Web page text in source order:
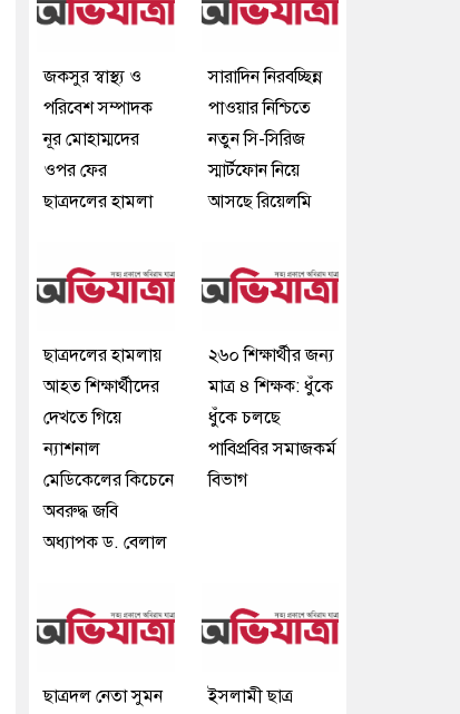
জকসুর স্বাস্থ্য ও
পরিবেশ সম্পাদক
নূর মোহাম্মদের
ওপর ফের
ছাত্রদলের হামলা
সারাদিন নিরবচ্ছিন্ন
পাওয়ার নিশ্চিতে
নতুন সি-সিরিজ
স্মার্টফোন নিয়ে
আসছে রিয়েলমি
ছাত্রদলের হামলায়
আহত শিক্ষার্থীদের
দেখতে গিয়ে
ন্যাশনাল
মেডিকেলের কিচেনে
অবরুদ্ধ জবি
অধ্যাপক ড. বেলাল
২৬০ শিক্ষার্থীর জন্য
মাত্র ৪ শিক্ষক: ধুঁকে
ধুঁকে চলছে
পাবিপ্রবির সমাজকর্ম
বিভাগ
ছাত্রদল নেতা সুমন
ইসলামী ছাত্র